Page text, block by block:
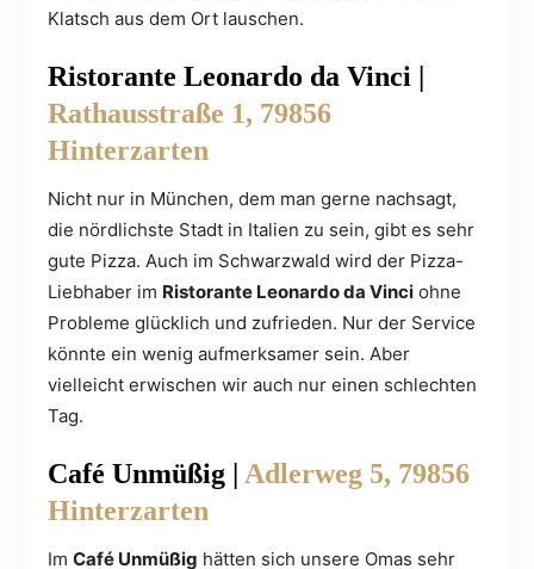
Klatsch aus dem Ort lauschen.
Ristorante Leonardo da Vinci |
Rathausstraße 1, 79856
Hinterzarten
Nicht nur in München, dem man gerne nachsagt,
die nördlichste Stadt in Italien zu sein, gibt es sehr
gute Pizza. Auch im Schwarzwald wird der Pizza-
Liebhaber im Ristorante Leonardo da Vinci ohne
Probleme glücklich und zufrieden. Nur der Service
könnte ein wenig aufmerksamer sein. Aber
vielleicht erwischen wir auch nur einen schlechten
Tag.
Café Unmüßig | Adlerweg 5, 79856
Hinterzarten
Im Café Unmüßig hätten sich unsere Omas sehr